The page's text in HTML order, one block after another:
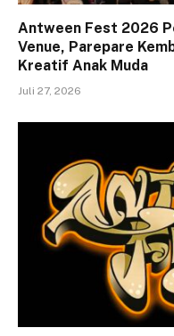
Antween Fest 2026
Venue, Parepare
Kreatif Anak Muda
Juli 27, 2026